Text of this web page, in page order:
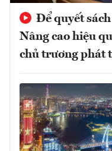
Để quyết
Nâng cao hiệu
chủ trương phát